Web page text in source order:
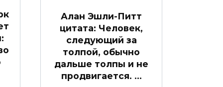
Алан Эшли-Питт
цитата: Человек,
следующий за
толпой, обычно
дальше толпы и не
продвигается. …